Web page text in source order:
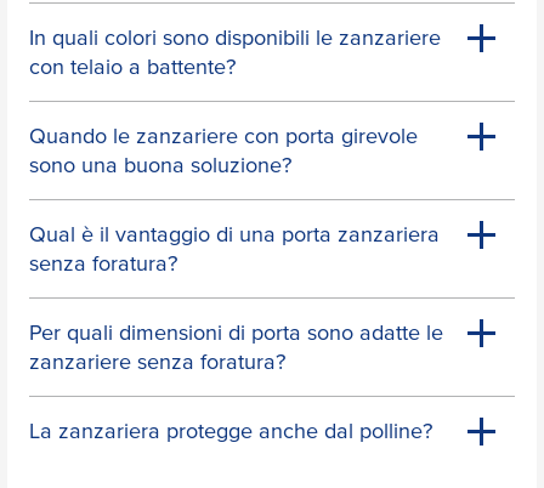
In quali colori sono disponibili le zanzariere
con telaio a battente?
Quando le zanzariere con porta girevole
sono una buona soluzione?
Qual è il vantaggio di una porta zanzariera
senza foratura?
Per quali dimensioni di porta sono adatte le
zanzariere senza foratura?
La zanzariera protegge anche dal polline?